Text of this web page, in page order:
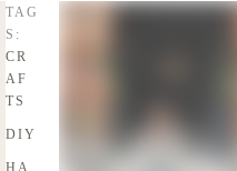
TAG
S:
CR
AF
TS
DIY
HA